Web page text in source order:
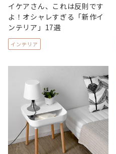
イケアさん、これは反則です
よ！オシャレすぎる「新作イ
ンテリア」17選
インテリア